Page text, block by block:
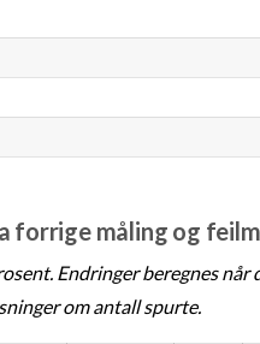
forrige måling og
Endringer beregnes
om antall spurte.